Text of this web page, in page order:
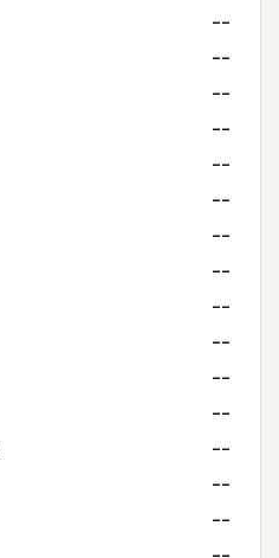
--
--
--
--
--
--
--
--
--
--
--
--
--
--
--